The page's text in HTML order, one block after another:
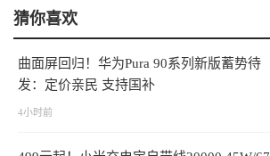
猜你喜欢
曲面屏回归！华为Pura 90系列新版蓄势待
发：定价亲民 支持国补
4小时前